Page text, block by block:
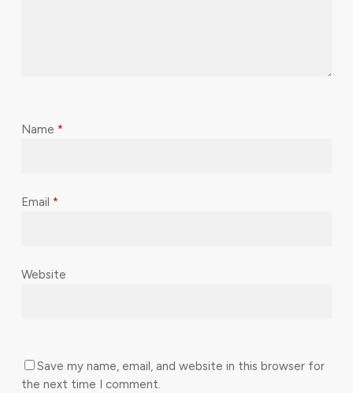
Name *
Email *
Website
Save my name, email, and website in this browser for
the next time I comment.